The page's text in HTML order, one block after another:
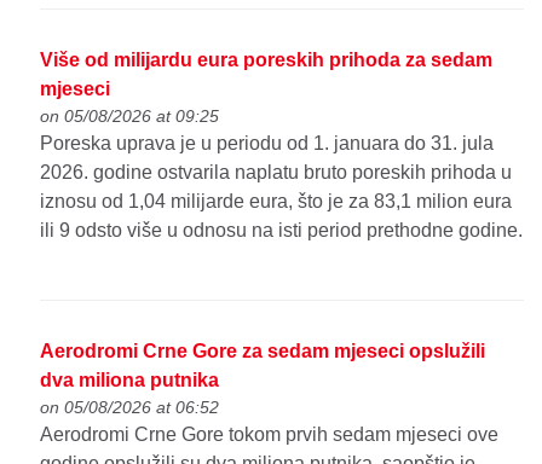
Više od milijardu eura poreskih prihoda za sedam
mjeseci
on 05/08/2026 at 09:25
Poreska uprava je u periodu od 1. januara do 31. jula
2026. godine ostvarila naplatu bruto poreskih prihoda u
iznosu od 1,04 milijarde eura, što je za 83,1 milion eura
ili 9 odsto više u odnosu na isti period prethodne godine.
Aerodromi Crne Gore za sedam mjeseci opslužili
dva miliona putnika
on 05/08/2026 at 06:52
Aerodromi Crne Gore tokom prvih sedam mjeseci ove